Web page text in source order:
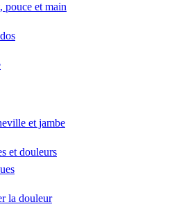
pouce et main
et jambe
et douleurs
la douleur